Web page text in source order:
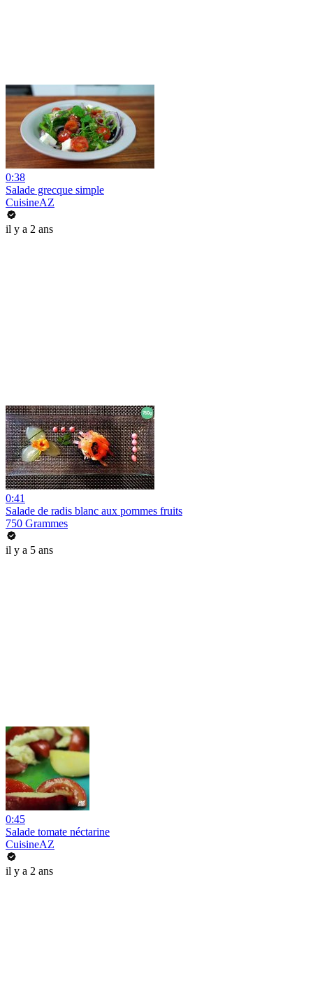
0:38
Salade grecque simple
CuisineAZ
il y a 2 ans
0:41
Salade de radis blanc aux pommes fruits
750 Grammes
il y a 5 ans
0:45
Salade tomate néctarine
CuisineAZ
il y a 2 ans